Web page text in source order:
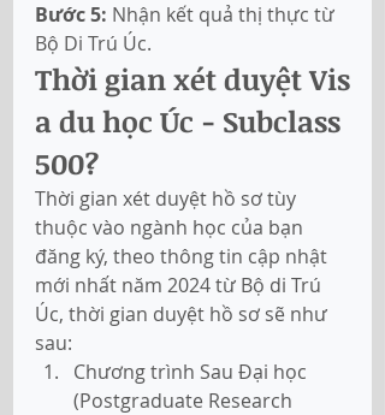
Bước 5: Nhận kết quả thị thực từ
Bộ Di Trú Úc.
Thời gian xét duyệt Vis
a du học Úc - Subclass
500?
Thời gian xét duyệt hồ sơ tùy
thuộc vào ngành học của bạn
đăng ký, theo thông tin cập nhật
mới nhất năm 2024 từ Bộ di Trú
Úc, thời gian duyệt hồ sơ sẽ như
sau:
Chương trình Sau Đại học
(Postgraduate Research